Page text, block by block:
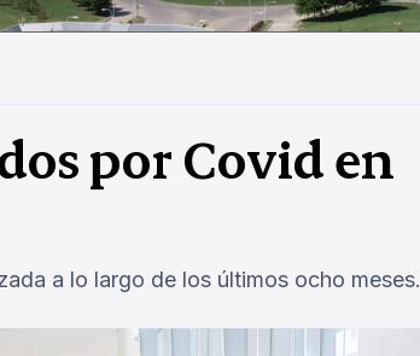
por Covid en
a lo largo de los últimos ocho meses.